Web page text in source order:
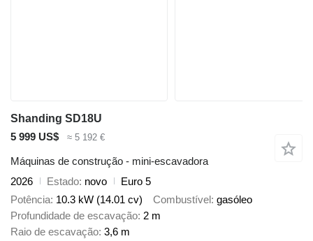
Shanding SD18U
5 999 US$
≈ 5 192 €
Máquinas de construção - mini-escavadora
2026
Estado novo
Euro 5
Potência 10.3 kW (14.01 cv) Combustível gasóleo
Profundidade de escavação 2 m
Raio de escavação 3,6 m